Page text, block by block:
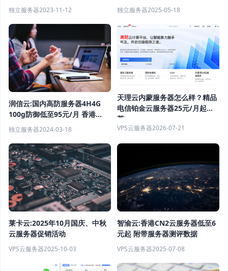
至10元/月起
独立服务器2023-11-12
仅需199
独立服务器2025-05-18
润信云:国内高防服务器4H4G
100g防御低至95元/月 香港
CN2/BGP服务器超低延迟低至
33元/月
独立服务器2024-03-18
天理云内蒙服务器怎么样？精品
电信铂金云服务器25元/月起推
荐
VPS云服务器2026-07-21
莱卡云:2025年10月国庆、中秋
云服务器促销活动
VPS云服务器2025-10-03
智渝云:香港CN2云服务器低至6
元起 附带服务器测评数据
VPS云服务器2025-07-08